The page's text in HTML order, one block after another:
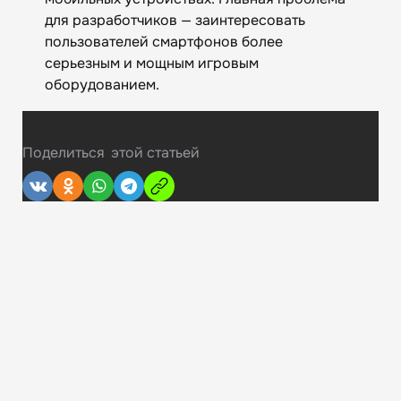
для разработчиков — заинтересовать
пользователей смартфонов более
серьезным и мощным игровым
оборудованием.
Поделиться этой статьей